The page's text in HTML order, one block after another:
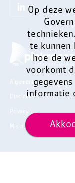
Op deze
te kunnen
hoe de
voorkomt
informatie
Algemene voorwaarden
Disclaimer
Privacy
Mis niets en ontvang